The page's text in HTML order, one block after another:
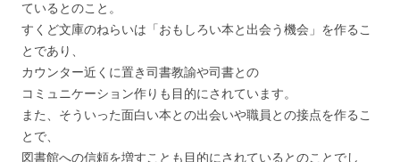
ているとのこと。
すくど文庫のねらいは「おもしろい本と出会う機会」を作るこ
とであり、
カウンター近くに置き司書教諭や司書との
コミュニケーション作りも目的にされています。
また、そういった面白い本との出会いや職員との接点を作るこ
とで、
図書館への信頼を増すことも目的にされているとのことでし